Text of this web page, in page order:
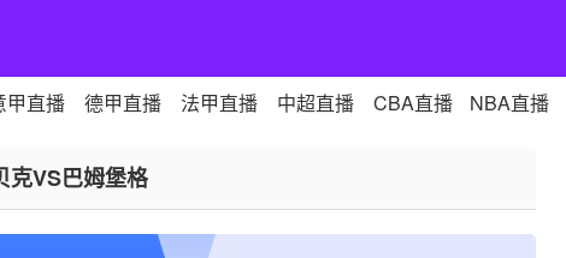
甲直播 德甲直播 法甲直播 中超直播 CBA直播 NBA直播
克VS巴姆堡格